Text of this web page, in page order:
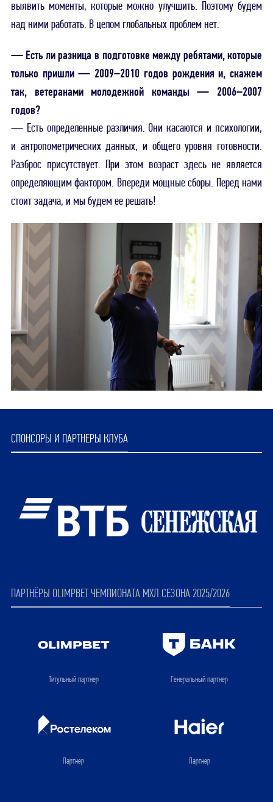
выявить моменты, которые можно улучшить. Поэтому будем
над ними работать. В целом глобальных проблем нет.
— Есть ли разница в подготовке между ребятами, которые
только пришли — 2009–2010 годов рождения и, скажем
так, ветеранами молодежной команды — 2006–2007
годов?
— Есть определенные различия. Они касаются и психологии,
и антропометрических данных, и общего уровня готовности.
Разброс присутствует. При этом возраст здесь не является
определяющим фактором. Впереди мощные сборы. Перед нами
стоит задача, и мы будем ее решать!
СПОНСОРЫ И ПАРТНЕРЫ КЛУБА
ПАРТНЁРЫ OLIMPBET ЧЕМПИОНАТА МХЛ СЕЗОНА 2025/2026
Титульный партнер Генеральный партнер
Партнер Партнер